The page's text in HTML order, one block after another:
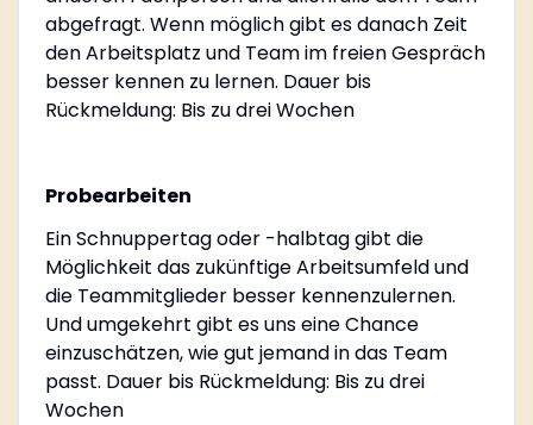
abgefragt. Wenn möglich gibt es danach Zeit
den Arbeitsplatz und Team im freien Gespräch
besser kennen zu lernen. Dauer bis
Rückmeldung: Bis zu drei Wochen
Probearbeiten
Ein Schnuppertag oder -halbtag gibt die
Möglichkeit das zukünftige Arbeitsumfeld und
die Teammitglieder besser kennenzulernen.
Und umgekehrt gibt es uns eine Chance
einzuschätzen, wie gut jemand in das Team
passt. Dauer bis Rückmeldung: Bis zu drei
Wochen